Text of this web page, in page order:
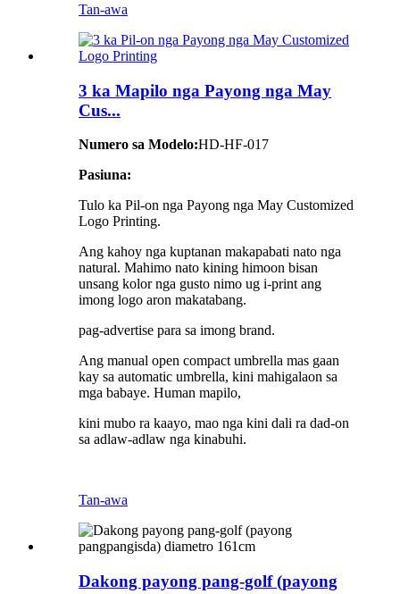
Tan-awa
3 ka Mapilo nga Payong nga May
Cus...
Numero sa Modelo:HD-HF-017
Pasiuna:
Tulo ka Pil-on nga Payong nga May Customized
Logo Printing.
Ang kahoy nga kuptanan makapabati nato nga
natural. Mahimo nato kining himoon bisan
unsang kolor nga gusto nimo ug i-print ang
imong logo aron makatabang.
pag-advertise para sa imong brand.
Ang manual open compact umbrella mas gaan
kay sa automatic umbrella, kini mahigalaon sa
mga babaye. Human mapilo,
kini mubo ra kaayo, mao nga kini dali ra dad-on
sa adlaw-adlaw nga kinabuhi.
Tan-awa
Dakong payong pang-golf (payong